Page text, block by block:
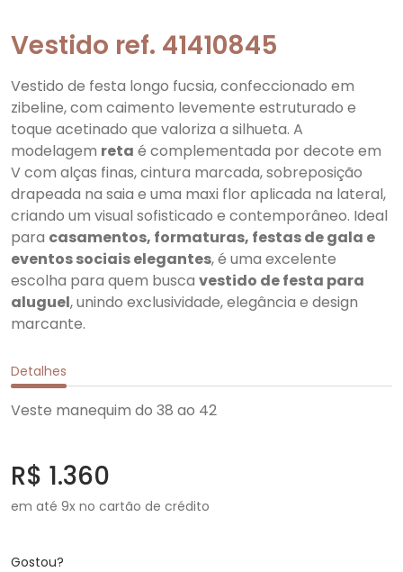
Vestido ref. 41410845
Vestido de festa longo fucsia, confeccionado em
zibeline, com caimento levemente estruturado e
toque acetinado que valoriza a silhueta. A
modelagem reta é complementada por decote em
V com alças finas, cintura marcada, sobreposição
drapeada na saia e uma maxi flor aplicada na lateral,
criando um visual sofisticado e contemporâneo. Ideal
para casamentos, formaturas, festas de gala e
eventos sociais elegantes, é uma excelente
escolha para quem busca vestido de festa para
aluguel, unindo exclusividade, elegância e design
marcante.
Detalhes
Veste manequim do 38 ao 42
R$ 1.360
em até 9x no cartão de crédito
Gostou?